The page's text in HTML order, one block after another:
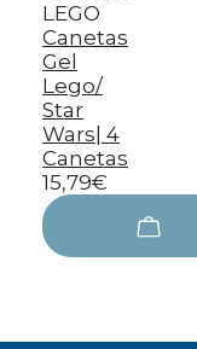
LEGO
Canetas
Gel
Lego/
Star
Wars| 4
Canetas
15,79€